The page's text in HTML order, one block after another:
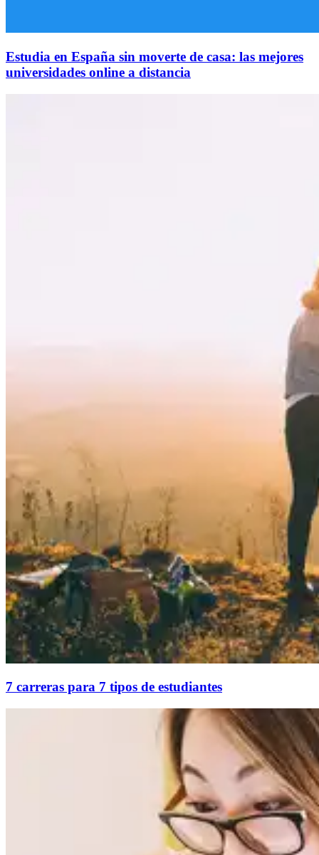
Estudia en España sin moverte de casa: las mejores
universidades online a distancia
7 carreras para 7 tipos de estudiantes